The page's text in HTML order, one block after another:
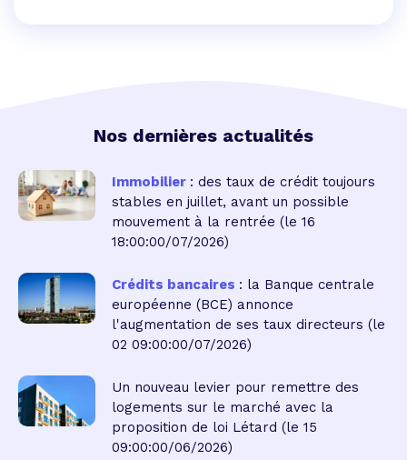
Nos dernières actualités
Immobilier : des taux de crédit toujours
stables en juillet, avant un possible
mouvement à la rentrée (le 16
18:00:00/07/2026)
Crédits bancaires : la Banque centrale
européenne (BCE) annonce
l'augmentation de ses taux directeurs (le
02 09:00:00/07/2026)
Un nouveau levier pour remettre des
logements sur le marché avec la
proposition de loi Létard (le 15
09:00:00/06/2026)